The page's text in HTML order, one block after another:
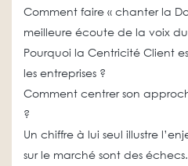
Comment faire « chanter la
meilleure écoute de la voix
Pourquoi la Centricité Client
les entreprises ?
Comment centrer son
?
Un chiffre à lui seul illustre
sur le marché sont des échecs.